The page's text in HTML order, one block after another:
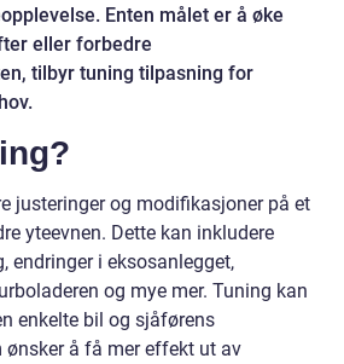
Enten målet er å øke
eller forbedre
tilbyr tuning tilpasning for
justeringer og modifikasjoner på et
yteevnen. Dette kan inkludere
endringer i eksosanlegget,
og mye mer. Tuning kan
enkelte bil og sjåførens
ønsker å få mer effekt ut av